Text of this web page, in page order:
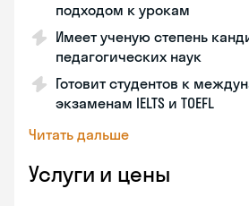
подходом к урокам
Имеет ученую степень
педагогических наук
Готовит студентов к
экзаменам IELTS и TOEFL
Читать дальше
Услуги и цены